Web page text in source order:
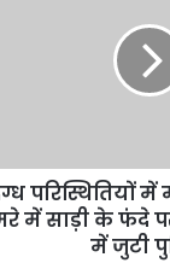
परिस्थितियों
में साड़ी के फंदे
में जुटी